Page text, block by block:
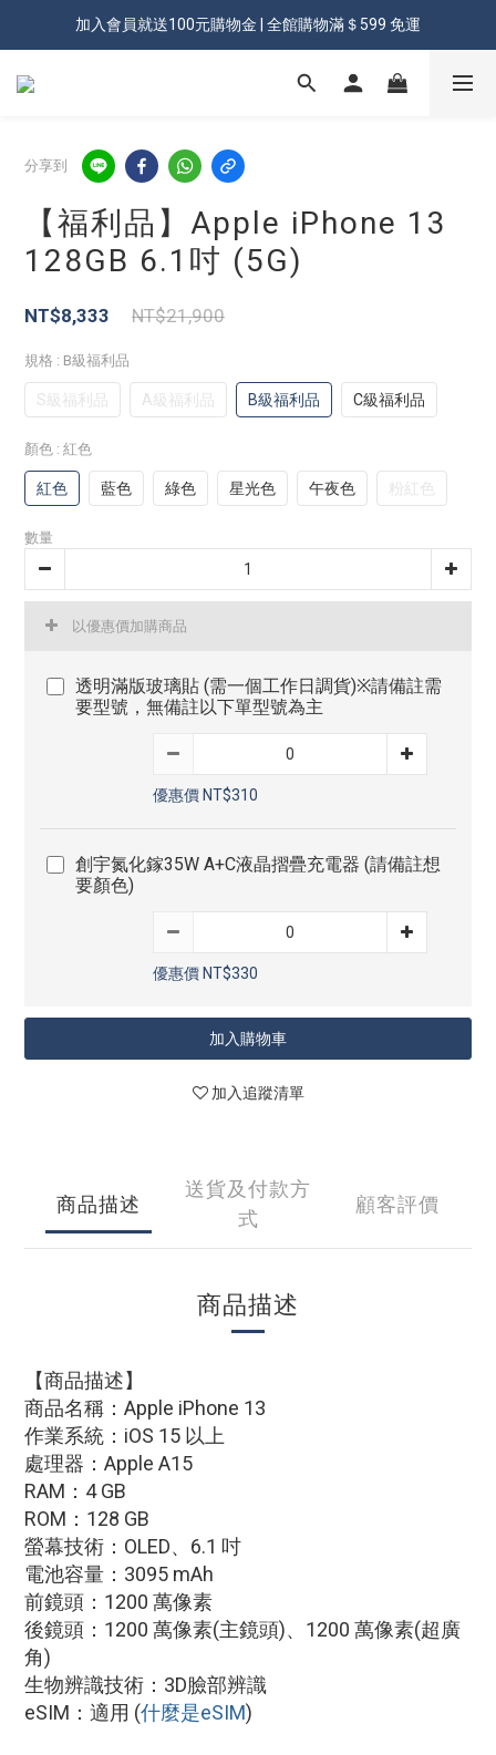
加入會員就送100元購物金 | 全館購物滿＄599 免運
加入會員就送100元購物金 | 全館購物滿＄599 免運
✨登入會員 享會員獨享價✨
加入會員就送100元購物金 | 全館購物滿＄599 免運
分享到
【福利品】Apple iPhone 13
128GB 6.1吋 (5G)
NT$21,900
NT$8,333
規格 : B級福利品
S級福利品 A級福利品 B級福利品 C級福利品
顏色 : 紅色
紅色 藍色 綠色 星光色 午夜色 粉紅色
數量
以優惠價加購商品
透明滿版玻璃貼 (需一個工作日調貨)※請備註需
要型號，無備註以下單型號為主
優惠價 NT$310
創宇氮化鎵35W A+C液晶摺疊充電器 (請備註想
要顏色)
優惠價 NT$330
加入購物車
加入追蹤清單
商品描述
送貨及付款方
式
顧客評價
商品描述
【商品描述】
商品名稱：Apple iPhone 13
作業系統：iOS 15 以上
處理器：Apple A15
RAM：4 GB
ROM：128 GB
螢幕技術：OLED、6.1 吋
電池容量：3095 mAh
前鏡頭：1200 萬像素
後鏡頭：1200 萬像素(主鏡頭)、1200 萬像素(超廣
角)
生物辨識技術：3D臉部辨識
eSIM：適用 (什麼是eSIM)